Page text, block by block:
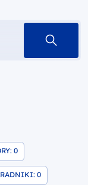
szukaj
WYNIKI SZUKANIA
0ZNALEZIONE
WYNIKI
0